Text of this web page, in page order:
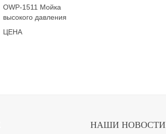
OWP-1511 Мойка
высокого давления
ЦЕНА
НАШИ НОВОСТИ